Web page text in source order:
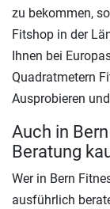
zu bekommen,
Fitshop in der
Ihnen bei
Quadratmetern
Ausprobieren
Auch in
Beratung
Wer in Bern
ausführlich